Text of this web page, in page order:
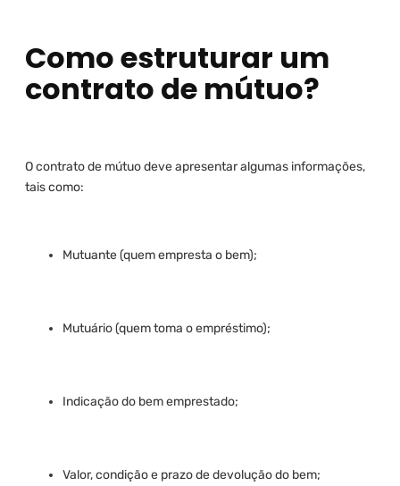
Como estruturar um
contrato de mútuo?
O contrato de mútuo deve apresentar algumas informações,
tais como:
Mutuante (quem empresta o bem);
Mutuário (quem toma o empréstimo);
Indicação do bem emprestado;
Valor, condição e prazo de devolução do bem;